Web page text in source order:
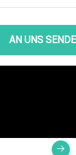
AN UNS